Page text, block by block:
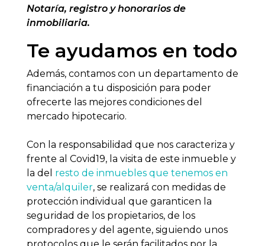
Notaría, registro y honorarios de
inmobiliaria.
Te ayudamos en todo
Además, contamos con un departamento de
financiación a tu disposición para poder
ofrecerte las mejores condiciones del
mercado hipotecario.
Con la responsabilidad que nos caracteriza y
frente al Covid19, la visita de este inmueble y
la del resto de inmuebles que tenemos en
venta/alquiler, se realizará con medidas de
protección individual que garanticen la
seguridad de los propietarios, de los
compradores y del agente, siguiendo unos